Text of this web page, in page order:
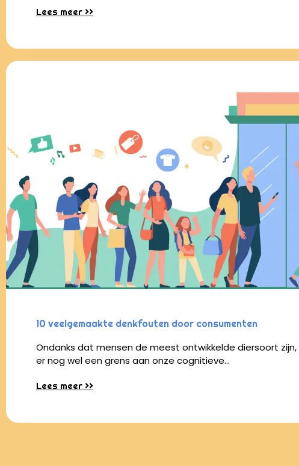
Lees meer >>
10 veelgemaakte denkfouten door consumenten
Ondanks dat mensen de meest ontwikkelde diersoort zijn,
er nog wel een grens aan onze cognitieve…
Lees meer >>